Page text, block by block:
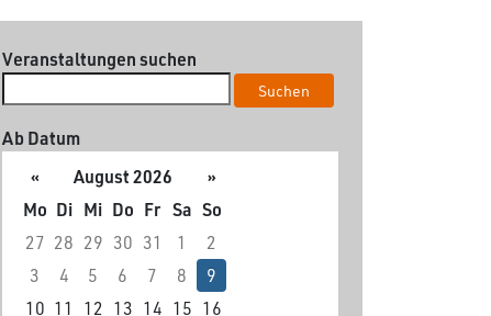
Veranstaltungen suchen
Suchen
Ab Datum
«
August 2026
»
Mo Di Mi Do Fr Sa So
27 28 29 30 31 1
2
3
4 5 6 7 8
9
10 11 12 13 14 15 16